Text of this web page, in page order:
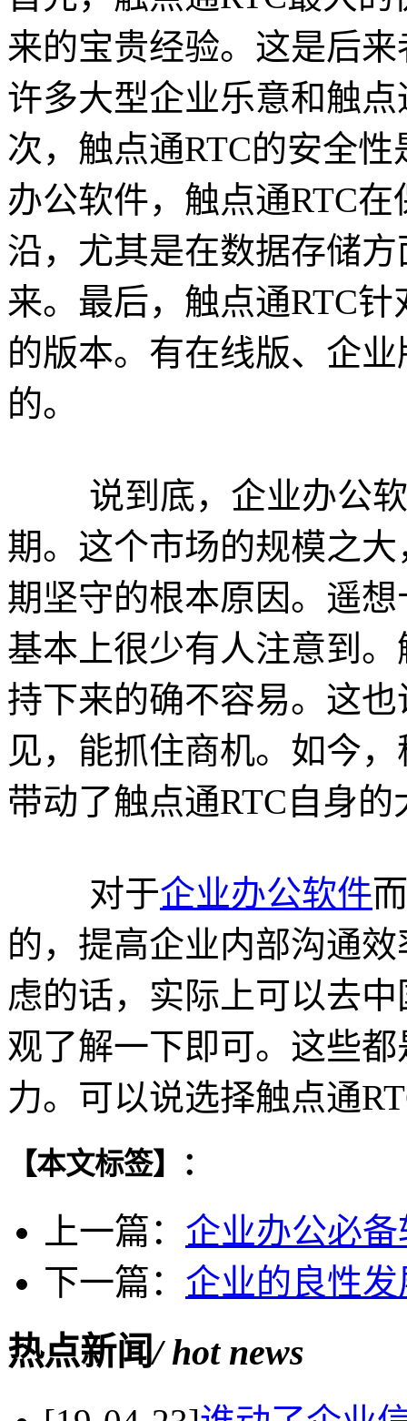
来的宝贵经验。这是后
许多大型企业乐意和触
次，触点通RTC的安全
办公软件，触点通RTC
沿，尤其是在数据存储
来。最后，触点通RTC
的版本。有在线版、企
的。
说到底，企业办公软
期。这个市场的规模之
期坚守的根本原因。遥
基本上很少有人注意到
持下来的确不容易。这
见，能抓住商机。如今
带动了触点通RTC自身的
对于企业办公软件
的，提高企业内部沟通
虑的话，实际上可以去
观了解一下即可。这些
力。可以说选择触点通
【本文标签】：
上一篇： 企业办公必
下一篇： 企业的良性
热点新闻/ hot news